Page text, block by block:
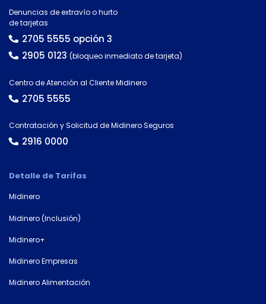
Denuncias de extravío o hurto
de tarjetas
2705 5555 opción 3
2905 0123 (bloqueo inmediato de tarjeta)
Centro de Atención al Cliente Midinero
2705 5555
Contratación y Solicitud de Midinero Seguros
2916 0000
Detalle de Tarifas
Midinero
Midinero (Inclusión)
Midinero+
Midinero Empresas
Midinero Alimentación